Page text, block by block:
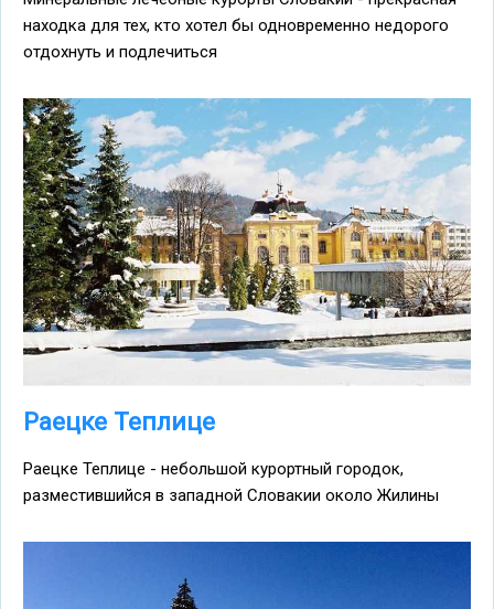
находка для тех, кто хотел бы одновременно недорого
отдохнуть и подлечиться
Раецке Теплице
Раецке Теплице - небольшой курортный городок,
разместившийся в западной Словакии около Жилины